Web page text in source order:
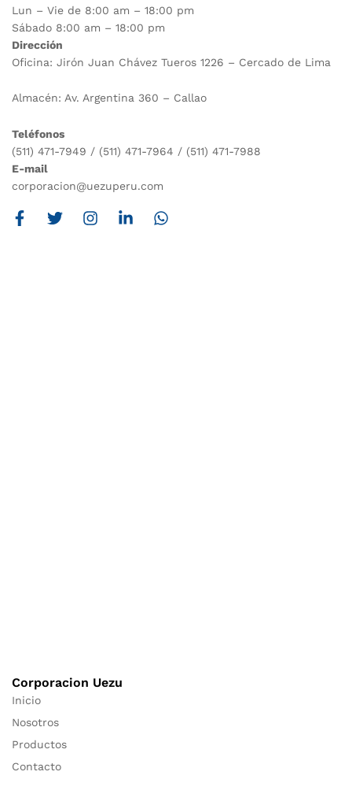
Lun – Vie de 8:00 am – 18:00 pm
Sábado 8:00 am – 18:00 pm
Dirección
Oficina: Jirón Juan Chávez Tueros 1226 – Cercado de Lima
Almacén: Av. Argentina 360 – Callao
Teléfonos
(511) 471-7949 / (511) 471-7964 / (511) 471-7988
E-mail
corporacion@uezuperu.com
Corporacion Uezu
Inicio
Nosotros
Productos
Contacto